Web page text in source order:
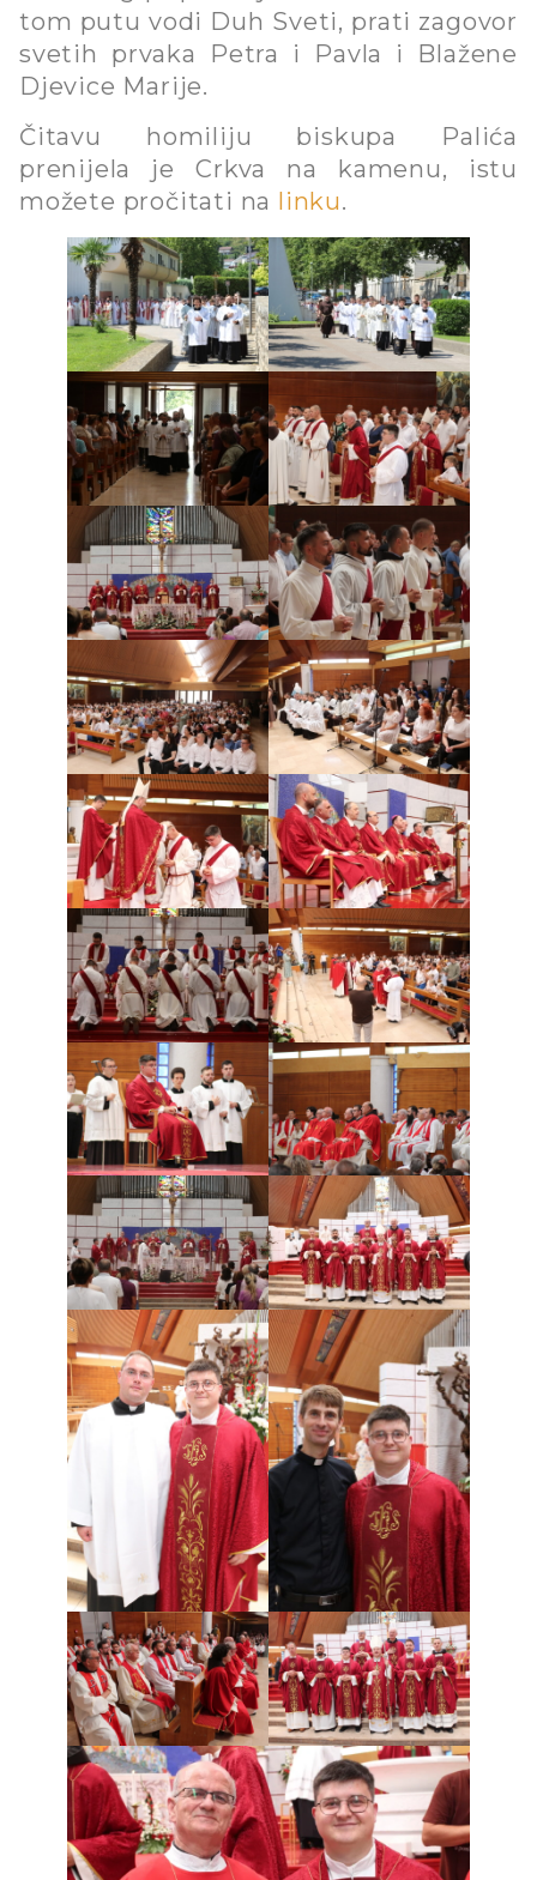
tom putu vodi Duh Sveti, prati zagovor
svetih prvaka Petra i Pavla i Blažene
Djevice Marije.
Čitavu homiliju biskupa Palića
prenijela je Crkva na kamenu, istu
možete pročitati na linku.